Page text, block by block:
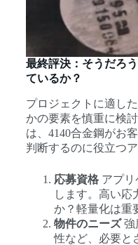
最終評決：そうだろ
ているか？
プロジェクトに適し
かの要素を慎重に検
は、4140合金鋼がお
判断するのに役立つ
応募資格アプリ
します。高い応
か？軽量化は重
物件のニーズ強
性など、必要と